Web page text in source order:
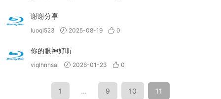
谢谢分享
luoqi523 2025-08-19 0
你的眼神好听
viqlhnhsai 2026-01-23 0
1 … 9 10 11